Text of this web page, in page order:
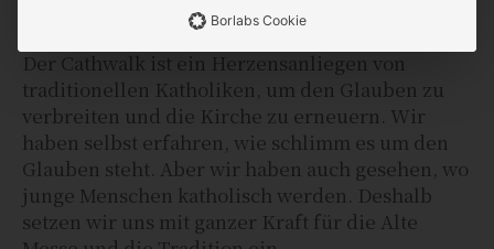
Der Cathwalk ist ein Herzensanliegen von
traditionellen Katholiken, um den Glauben zu
verbreiten und die Kirche zu erneuern. Wir
haben selbst erfahren, wie schlimm es um den
Glauben steht. Aber wir haben auch gesehen, wo
junge Menschen katholisch werden. Deshalb
setzen wir uns mit ganzer Kraft für die Alte
Borlabs Cookie